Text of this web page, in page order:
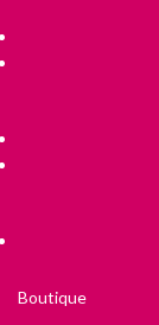
Boutique